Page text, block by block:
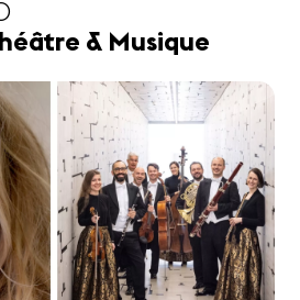
& Musique